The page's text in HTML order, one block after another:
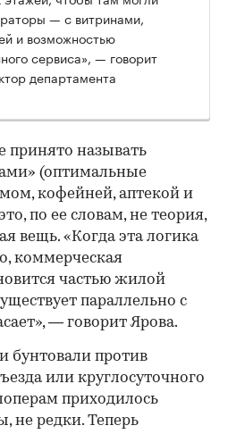
— с витринами,
и возможностью
сервиса», — говорит
департамента
принято называть
(оптимальные
кофейней, аптекой и
по ее словам, не теория,
вещь. «Когда эта логика
коммерческая
частью жилой
параллельно с
— говорит Ярова.
бунтовали против
или круглосуточного
приходилось
не редки. Теперь